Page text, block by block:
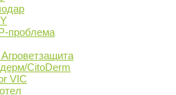
проблема
CitoDerm
VIC